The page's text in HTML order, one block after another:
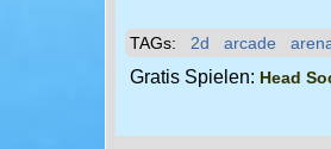
TAGs: 2d arcade
Gratis Spielen: Head